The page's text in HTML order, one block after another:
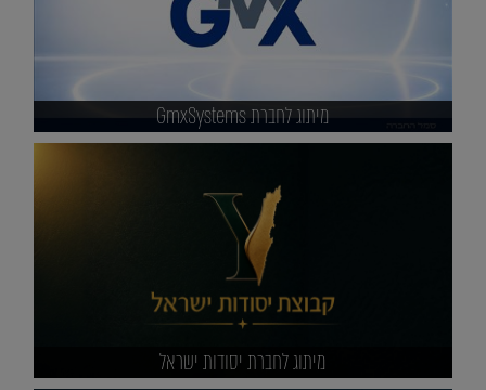
מיתוג לחברת GmxSystems
מיתוג לחברת יסודות ישראל